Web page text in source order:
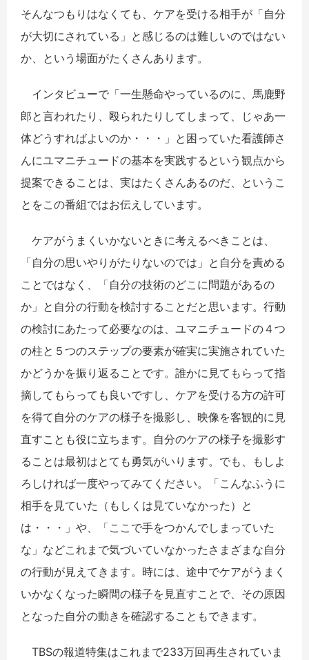
そんなつもりはなくても、ケアを受ける相手が「自分
が大切にされている」と感じるのは難しいのではない
か、という場面がたくさんあります。
インタビューで「一生懸命やっているのに、馬鹿野
郎と言われたり、殴られたりしてしまって、じゃあ一
体どうすればよいのか・・・」と困っていた看護師さ
んにユマニチュードの基本を実践するという観点から
提案できることは、実はたくさんあるのだ、というこ
とをこの番組ではお伝えしています。
ケアがうまくいかないときに考えるべきことは、
「自分の思いやりがたりないのでは」と自分を責める
ことではなく、「自分の技術のどこに問題があるの
か」と自分の行動を検討することだと思います。行動
の検討にあたって必要なのは、ユマニチュードの４つ
の柱と５つのステップの要素が確実に実施されていた
かどうかを振り返ることです。誰かに見てもらって指
摘してもらっても良いですし、ケアを受ける方の許可
を得て自分のケアの様子を撮影し、映像を客観的に見
直すことも役に立ちます。自分のケアの様子を撮影す
ることは最初はとても勇気がいります。でも、もしよ
ろしければ一度やってみてください。「こんなふうに
相手を見ていた（もしくは見ていなかった）と
は・・・」や、「ここで手をつかんでしまっていた
な」などこれまで気づいていなかったさまざまな自分
の行動が見えてきます。時には、途中でケアがうまく
いかなくなった瞬間の様子を見直すことで、その原因
となった自分の動きを確認することもできます。
TBSの報道特集はこれまで233万回再生されていま